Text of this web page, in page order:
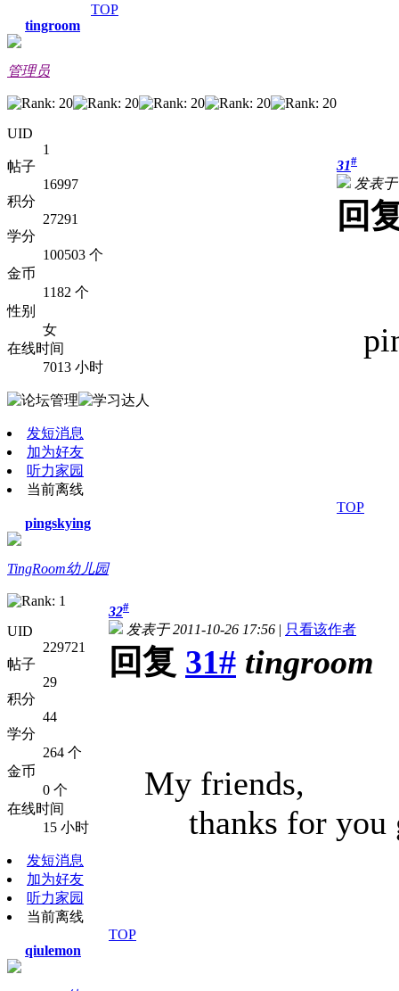
TOP
tingroom
管理员
UID
1
帖子
16997
积分
27291
学分
100503 个
金币
1182 个
性别
女
在线时间
7013 小时
发短消息
加为好友
听力家园
当前离线
31#
发表于
回
TOP
pingskying
TingRoom幼儿园
UID
229721
帖子
29
积分
44
学分
264 个
金币
0 个
在线时间
15 小时
发短消息
加为好友
听力家园
当前离线
32#
发表于 2011-10-26 17:56 | 只看该作者
回复 31# tingroom
My friends,
thanks for you
TOP
qiulemon